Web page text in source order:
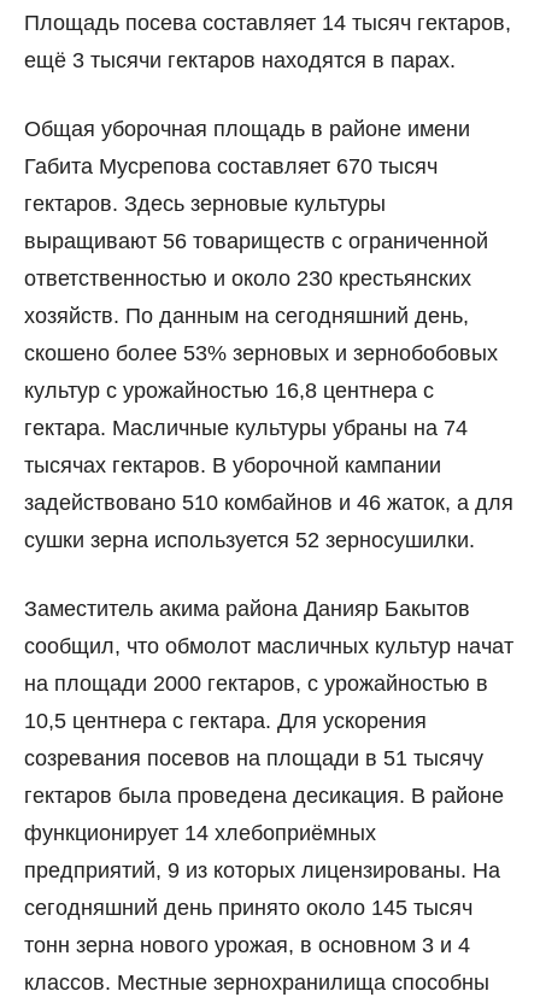
Площадь посева составляет 14 тысяч гектаров,
ещё 3 тысячи гектаров находятся в парах.
Общая уборочная площадь в районе имени
Габита Мусрепова составляет 670 тысяч
гектаров. Здесь зерновые культуры
выращивают 56 товариществ с ограниченной
ответственностью и около 230 крестьянских
хозяйств. По данным на сегодняшний день,
скошено более 53% зерновых и зернобобовых
культур с урожайностью 16,8 центнера с
гектара. Масличные культуры убраны на 74
тысячах гектаров. В уборочной кампании
задействовано 510 комбайнов и 46 жаток, а для
сушки зерна используется 52 зерносушилки.
Заместитель акима района Данияр Бакытов
сообщил, что обмолот масличных культур начат
на площади 2000 гектаров, с урожайностью в
10,5 центнера с гектара. Для ускорения
созревания посевов на площади в 51 тысячу
гектаров была проведена десикация. В районе
функционирует 14 хлебоприёмных
предприятий, 9 из которых лицензированы. На
сегодняшний день принято около 145 тысяч
тонн зерна нового урожая, в основном 3 и 4
классов. Местные зернохранилища способны